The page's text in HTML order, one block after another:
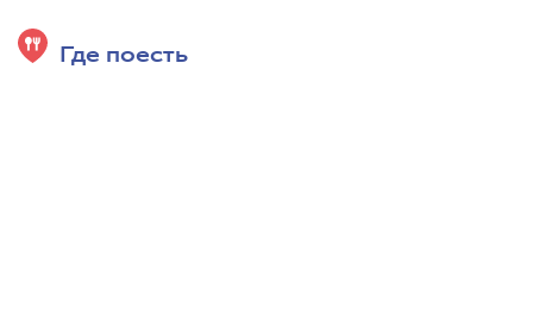
Где поесть